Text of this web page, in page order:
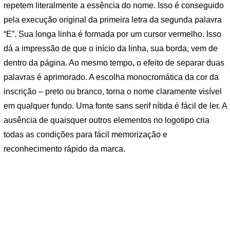
repetem literalmente a essência do nome. Isso é conseguido
pela execução original da primeira letra da segunda palavra
“E”. Sua longa linha é formada por um cursor vermelho. Isso
dá a impressão de que o início da linha, sua borda, vem de
dentro da página. Ao mesmo tempo, o efeito de separar duas
palavras é aprimorado. A escolha monocromática da cor da
inscrição – preto ou branco, torna o nome claramente visível
em qualquer fundo. Uma fonte sans serif nítida é fácil de ler. A
ausência de quaisquer outros elementos no logotipo cria
todas as condições para fácil memorização e
reconhecimento rápido da marca.